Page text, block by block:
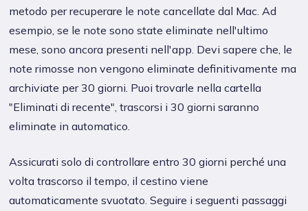
metodo per recuperare le note cancellate dal Mac. Ad
esempio, se le note sono state eliminate nell'ultimo
mese, sono ancora presenti nell'app. Devi sapere che, le
note rimosse non vengono eliminate definitivamente ma
archiviate per 30 giorni. Puoi trovarle nella cartella
"Eliminati di recente", trascorsi i 30 giorni saranno
eliminate in automatico.
Assicurati solo di controllare entro 30 giorni perché una
volta trascorso il tempo, il cestino viene
automaticamente svuotato. Seguire i seguenti passaggi